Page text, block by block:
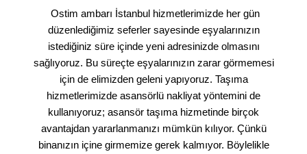
Ostim ambarı İstanbul hizmetlerimizde her gün
düzenlediğimiz seferler sayesinde eşyalarınızın
istediğiniz süre içinde yeni adresinizde olmasını
sağlıyoruz. Bu süreçte eşyalarınızın zarar görmemesi
için de elimizden geleni yapıyoruz. Taşıma
hizmetlerimizde asansörlü nakliyat yöntemini de
kullanıyoruz; asansör taşıma hizmetinde birçok
avantajdan yararlanmanızı mümkün kılıyor. Çünkü
binanızın içine girmemize gerek kalmıyor. Böylelikle